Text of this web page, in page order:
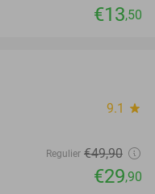
€13,50
9.1 star
Regulier €49,90
€29,90